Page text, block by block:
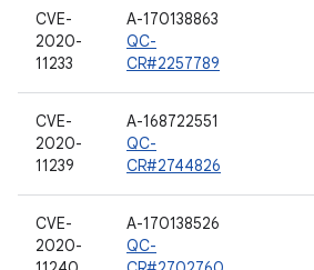
CVE-
2020-
11233
A-170138863
QC-
CR#2257789
CVE-
2020-
11239
A-168722551
QC-
CR#2744826
CVE-
2020-
A-170138526
QC-